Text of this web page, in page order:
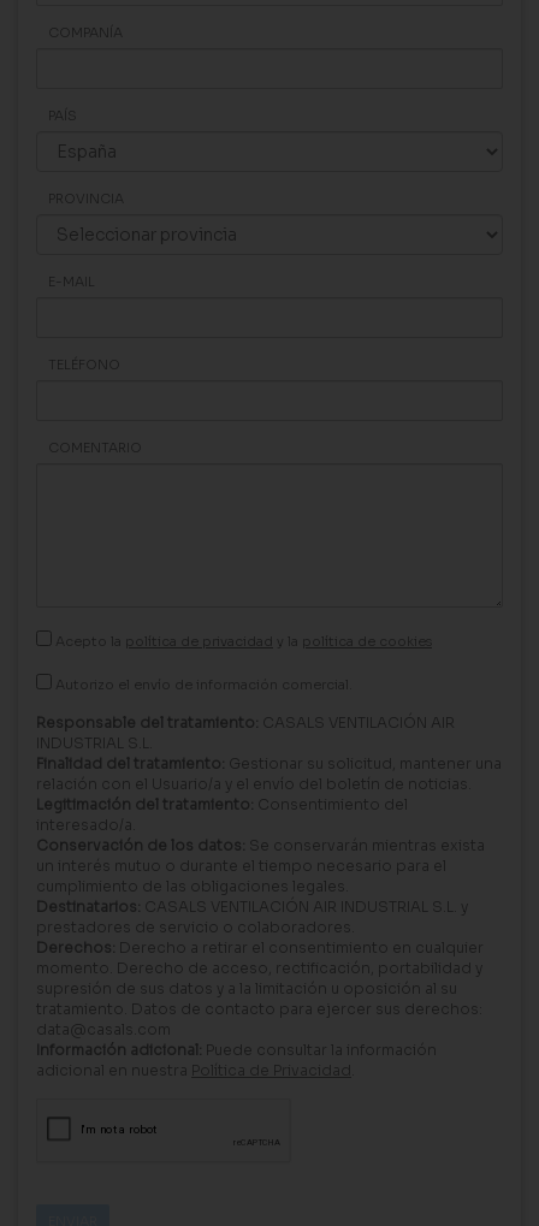
COMPANÍA
PAÍS
PROVINCIA
E-MAIL
TELÉFONO
COMENTARIO
Acepto la política de privacidad y la política de cookies
Autorizo el envío de información comercial.
Responsable del tratamiento: CASALS VENTILACIÓN AIR
INDUSTRIAL S.L.
Finalidad del tratamiento: Gestionar su solicitud, mantener una
relación con el Usuario/a y el envío del boletín de noticias.
Legitimación del tratamiento: Consentimiento del
interesado/a.
Conservación de los datos: Se conservarán mientras exista
un interés mutuo o durante el tiempo necesario para el
cumplimiento de las obligaciones legales.
Destinatarios: CASALS VENTILACIÓN AIR INDUSTRIAL S.L. y
prestadores de servicio o colaboradores.
Derechos: Derecho a retirar el consentimiento en cualquier
momento. Derecho de acceso, rectificación, portabilidad y
supresión de sus datos y a la limitación u oposición al su
tratamiento. Datos de contacto para ejercer sus derechos:
data@casals.com
Información adicional: Puede consultar la información
adicional en nuestra Política de Privacidad